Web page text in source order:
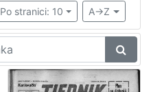
Po stranici: 10 A->Z